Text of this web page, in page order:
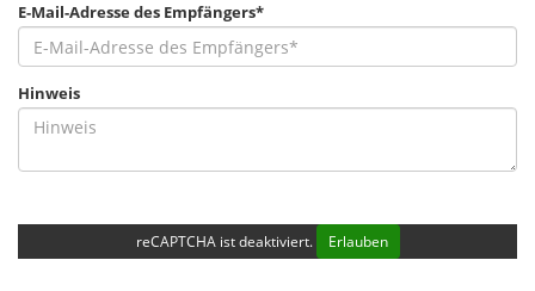
E-Mail-Adresse des Empfängers*
Hinweis
reCAPTCHA ist deaktiviert. Erlauben